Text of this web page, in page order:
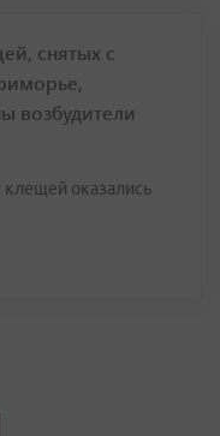
снятых с
возбудители
оказались